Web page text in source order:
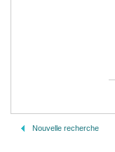
Nouvelle recherche